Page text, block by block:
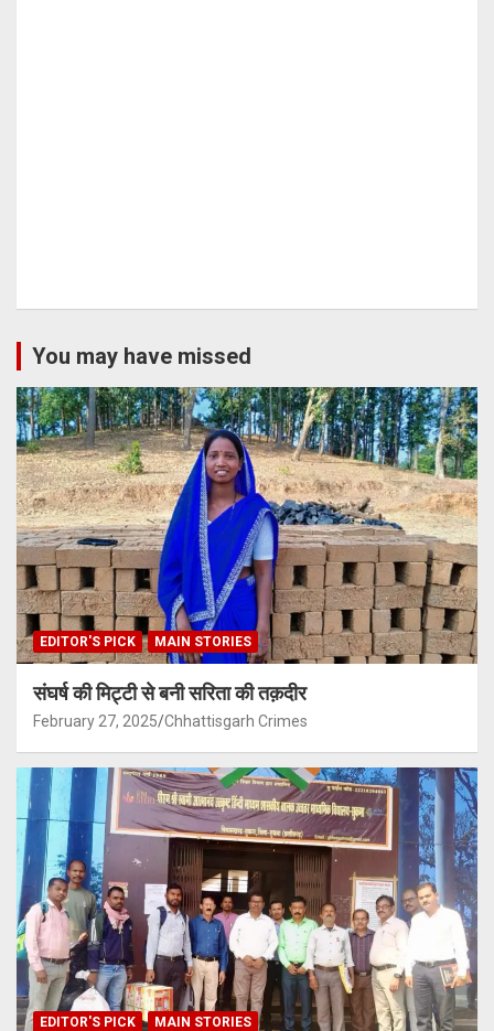
You may have missed
EDITOR'S PICK MAIN STORIES
संघर्ष की मिट्टी से बनी सरिता की तक़दीर
February 27, 2025 Chhattisgarh Crimes
EDITOR'S PICK MAIN STORIES